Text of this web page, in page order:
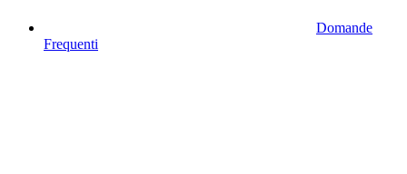
Domande
Frequenti